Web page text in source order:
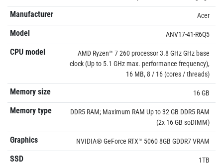
Manufacturer Acer
Model ANV17-41-R6Q5
CPU model
AMD Ryzen™ 7 260 processor 3.8 GHz GHz base
clock (Up to 5.1 GHz max. performance frequency),
16 MB, 8 / 16 (cores / threads)
Memory size 16 GB
Memory type
DDR5 RAM; Maximum RAM Up to 32 GB DDR5 RAM
(2x 16 GB soDIMM)
Graphics NVIDIA® GeForce RTX™ 5060 8GB GDDR7 VRAM
SSD 1TB